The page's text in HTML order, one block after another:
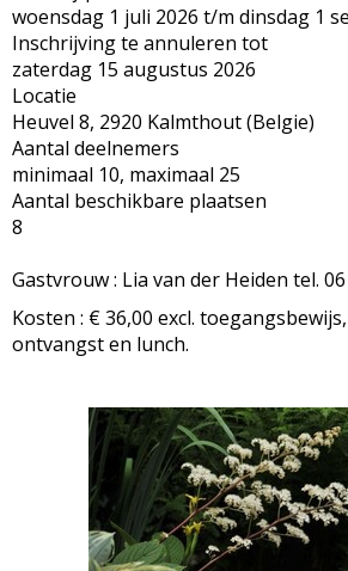
woensdag 1 juli 2026 t/m dinsdag 1
Inschrijving te annuleren tot
zaterdag 15 augustus 2026
Locatie
Heuvel 8, 2920 Kalmthout (Belgie)
Aantal deelnemers
minimaal 10, maximaal 25
Aantal beschikbare plaatsen
8
Gastvrouw : Lia van der Heiden tel.
Kosten : € 36,00 excl.
ontvangst en lunch.